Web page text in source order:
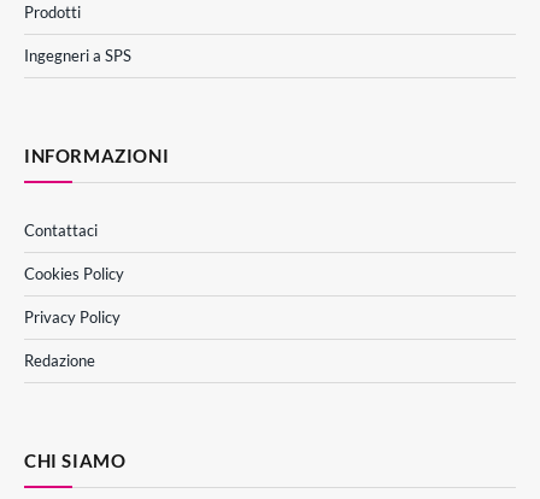
Prodotti
Ingegneri a SPS
INFORMAZIONI
Contattaci
Cookies Policy
Privacy Policy
Redazione
CHI SIAMO